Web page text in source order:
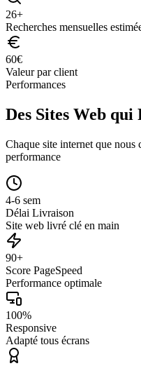
26+
Recherches mensuelles
60€
Valeur par client
Performances
Des Sites Web
Chaque site internet que nous
performance
4-6 sem
Délai Livraison
Site web livré clé en main
90+
Score PageSpeed
Performance optimale
100%
Responsive
Adapté tous écrans